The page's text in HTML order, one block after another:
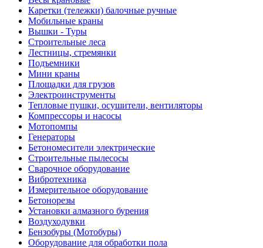
Каретки (тележки) балочные ручные
Мобильные краны
Вышки - Туры
Строительные леса
Лестницы, стремянки
Подъемники
Мини краны
Площадки для грузов
Электроинструменты
Тепловые пушки, осушители, вентиляторы
Компрессоры и насосы
Мотопомпы
Генераторы
Бетономесители электрические
Строительные пылесосы
Сварочное оборудование
Вибротехника
Измерительное оборудование
Бетонорезы
Установки алмазного бурения
Воздуходувки
Бензобуры (Мотобуры)
Оборудование для обработки пола